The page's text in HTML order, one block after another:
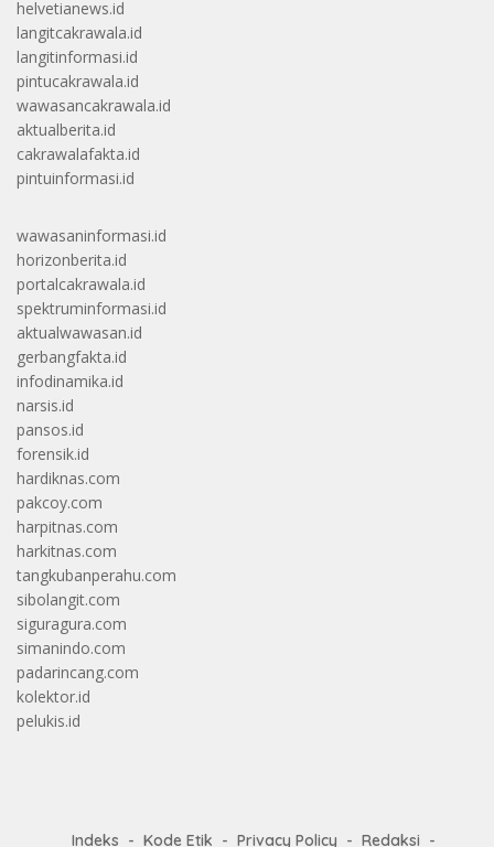
helvetianews.id
langitcakrawala.id
langitinformasi.id
pintucakrawala.id
wawasancakrawala.id
aktualberita.id
cakrawalafakta.id
pintuinformasi.id
wawasaninformasi.id
horizonberita.id
portalcakrawala.id
spektruminformasi.id
aktualwawasan.id
gerbangfakta.id
infodinamika.id
narsis.id
pansos.id
forensik.id
hardiknas.com
pakcoy.com
harpitnas.com
harkitnas.com
tangkubanperahu.com
sibolangit.com
siguragura.com
simanindo.com
padarincang.com
kolektor.id
pelukis.id
Indeks Kode Etik Privacy Policy Redaksi